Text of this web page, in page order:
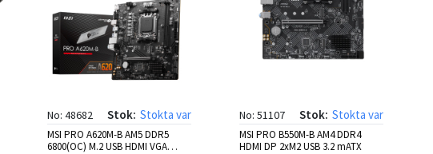
No: 48682 Stok: Stokta var
MSI PRO A620M-B AM5 DDR5
6800(OC) M.2 USB HDMI VGA
No: 51107 Stok: Stokta var
MSI PRO B550M-B AM4 DDR4
HDMI DP 2xM2 USB 3.2 mATX